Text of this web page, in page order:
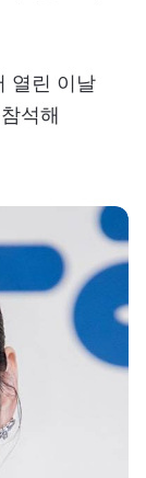
열린 이날
석해